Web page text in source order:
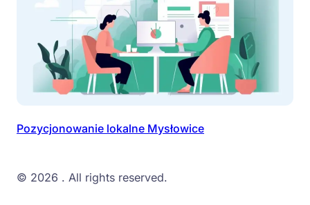
Pozycjonowanie lokalne Mysłowice
© 2026 . All rights reserved.